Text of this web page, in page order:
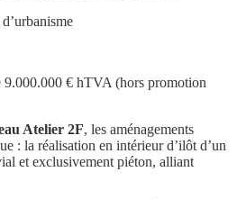
9.000.000 € hTVA (hors promotion
Atelier 2F, les aménagements
: la réalisation en intérieur d’ilôt d’un
et exclusivement piéton, alliant